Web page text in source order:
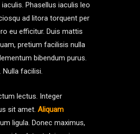
Phasellus iaculis leo
ad litora torquent per
eu efficitur. Duis mattis
pretium facilisis nulla
bibendum purus.
Nulla facilisi.
lectus. Integer
sit amet.Aliquam
ligula. Donec maximus,